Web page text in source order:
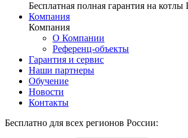
Бесплатная полная гарантия на котлы
Компания
Компания
О Компании
Референц-объекты
Гарантия и сервис
Наши партнеры
Обучение
Новости
Контакты
Бесплатно для всех регионов России: